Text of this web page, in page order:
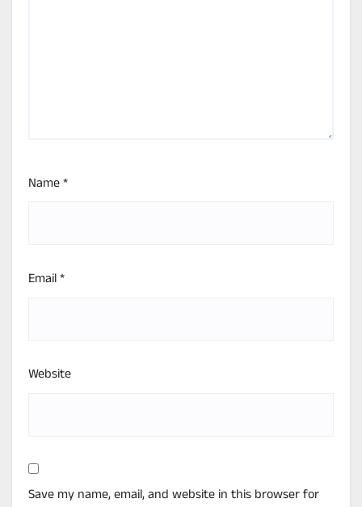
Name*
Email*
Website
Save my name, email, and website in this browser for